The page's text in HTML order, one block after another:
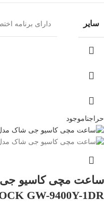
سایر دارای برنامه
حراجناموجود
GW-9400Y-1DR